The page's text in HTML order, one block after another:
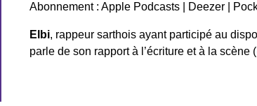
Abonnement :Apple Podcasts Deezer
Elbi, rappeur sarthois ayant participé au
parle de son rapport à l’écriture et à la scène (